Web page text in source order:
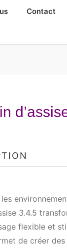
Contact
3.4.5
flexible et
de créer